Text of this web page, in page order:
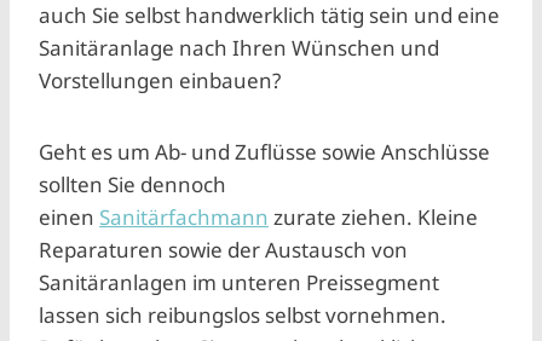
auch Sie selbst handwerklich tätig sein und eine
Sanitäranlage nach Ihren Wünschen und
Vorstellungen einbauen?
Geht es um Ab- und Zuflüsse sowie Anschlüsse
sollten Sie dennoch
einen Sanitärfachmann zurate ziehen. Kleine
Reparaturen sowie der Austausch von
Sanitäranlagen im unteren Preissegment
lassen sich reibungslos selbst vornehmen.